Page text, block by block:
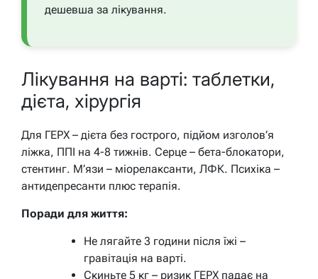
дешевша за лікування.
Лікування на варті: таблетки,
дієта, хірургія
Для ГЕРХ – дієта без гострого, підйом изголов’я
ліжка, ППІ на 4-8 тижнів. Серце – бета-блокатори,
стентинг. М’язи – міорелаксанти, ЛФК. Психіка –
антидепресанти плюс терапія.
Поради для життя:
Не лягайте 3 години після їжі –
гравітація на варті.
Скиньте 5 кг – ризик ГЕРХ падає на